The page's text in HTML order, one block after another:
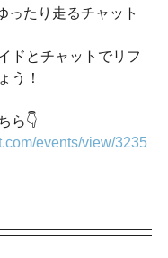
ったり走るチャット
ドとチャットでリフ
う！
ら👇
events/view/3235